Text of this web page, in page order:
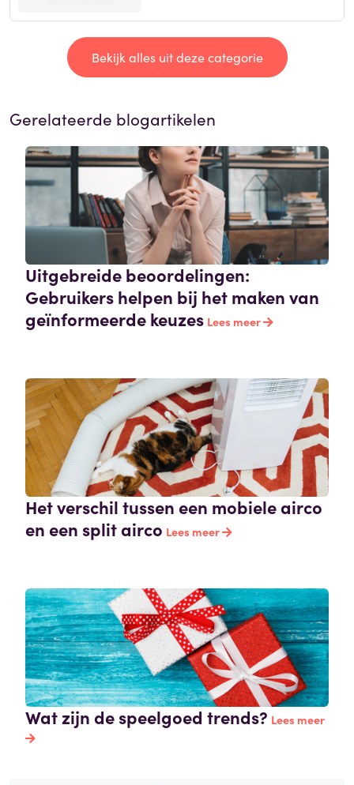
Bekijk alles uit deze categorie
Gerelateerde blogartikelen
Uitgebreide beoordelingen:
Gebruikers helpen bij het maken van
geïnformeerde keuzes Lees meer
Het verschil tussen een mobiele airco
en een split airco Lees meer
Wat zijn de speelgoed trends? Lees meer